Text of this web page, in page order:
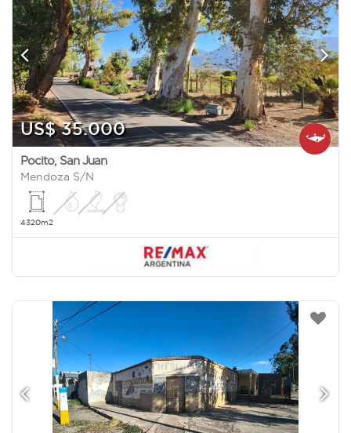
US$ 35.000
Pocito, San Juan
Mendoza S/N
4320m2